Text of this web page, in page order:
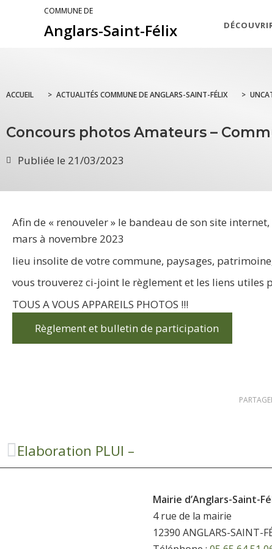
COMMUNE DE
Anglars-Saint-Félix
ACCUEIL > ACTUALITÉS COMMUNE DE ANGLARS-SAINT-FÉLIX >
Concours photos Amateurs –
Publiée le 21/03/2023
Afin de « renouveler » le bandeau de son site
mars à novembre 2023
lieu insolite de votre commune, paysages,
vous trouverez ci-joint le règlement et les liens utiles
TOUS A VOUS APPAREILS PHOTOS !!!
Règlement et bulletin de participation
Elaboration PLUI –
Mairie d’Anglars-Saint-
4 rue de la mairie
12390 ANGLARS-SAINT-